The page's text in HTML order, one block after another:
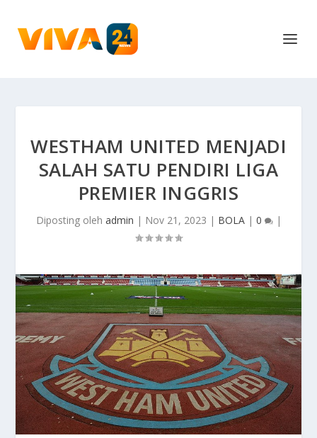
WESTHAM UNITED MENJADI
SALAH SATU PENDIRI LIGA
PREMIER INGGRIS
Diposting oleh admin | Nov 21, 2023 | BOLA| 0 |